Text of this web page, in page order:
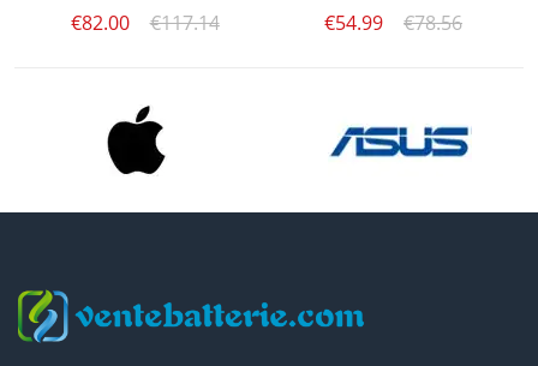
€82.00 €117.14 €54.99 €78.56